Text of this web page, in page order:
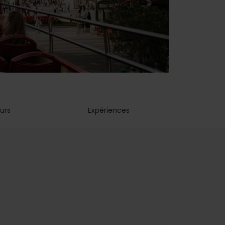
Expériences